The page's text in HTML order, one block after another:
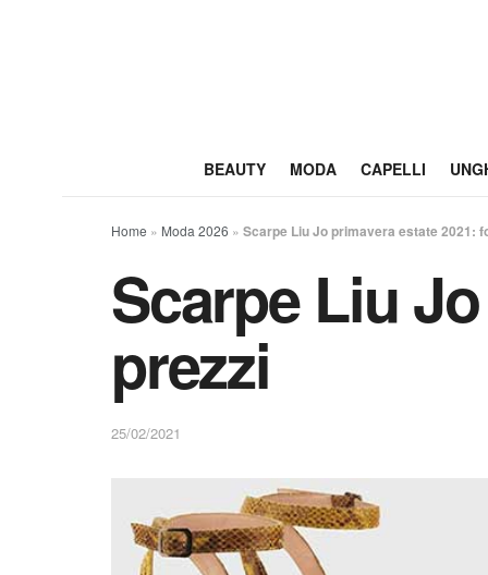
BEAUTY MODA CAPELLI
Home » Moda 2026 » Scarpe Liu Jo primavera estate 2021:
Scarpe Liu
prezzi
25/02/2021